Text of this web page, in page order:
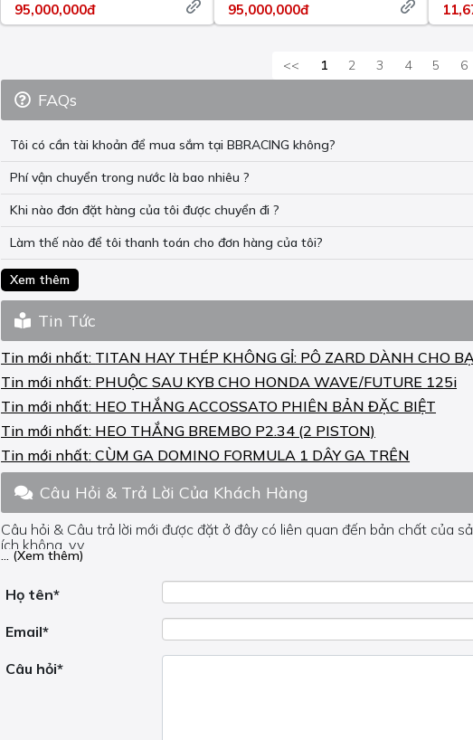
95,000,000đ 95,000,000đ
<< 1 2 3 4 5 6
FAQs
Tôi có cần tài khoản để mua sắm tại BBRACING không?
Phí vận chuyển trong nước là bao nhiêu ?
Khi nào đơn đặt hàng của tôi được chuyển đi ?
Làm thế nào để tôi thanh toán cho đơn hàng của tôi?
Xem thêm
Tin Tức
Tin mới nhất: TITAN HAY THÉP KHÔNG GỈ: PÔ ZARD DÀNH CHO
Tin mới nhất: PHUỘC SAU KYB CHO HONDA WAVE/FUTURE 125i
Tin mới nhất: HEO THẮNG ACCOSSATO PHIÊN BẢN ĐẶC BIỆT
Tin mới nhất: HEO THẮNG BREMBO P2.34 (2 PISTON)
Tin mới nhất:CÙM GA DOMINO FORMULA 1 DÂY GA TRÊN
Câu Hỏi & Trả Lời Của Khách Hàng
Câu hỏi & Câu trả lời mới được đặt ở đây có liên quan đến bản chất của
ích không, v.v.
Nếu bạn cần trợ giúp về phần khác, vui lòng không đặt câu hỏi của bạn ở
... (Xem thêm)
Họ tên*
Email*
Câu hỏi*